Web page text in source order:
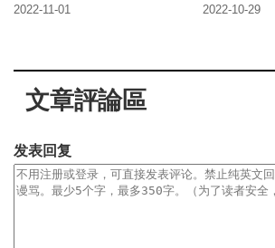
2022-11-01 2022-10-29
文章評論區
发表回复